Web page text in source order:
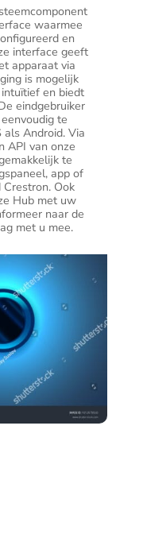
waarmee
en
interface geeft
apparaat via
is mogelijk
en biedt
eindgebruiker
te
Android. Via
API van onze
te
app of
Ook
Hub met uw
naar de
met u mee.